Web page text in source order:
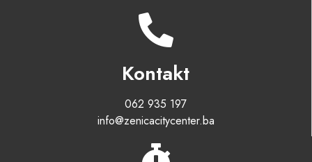
Kontakt
062 935 197
info@zenicacitycenter.ba